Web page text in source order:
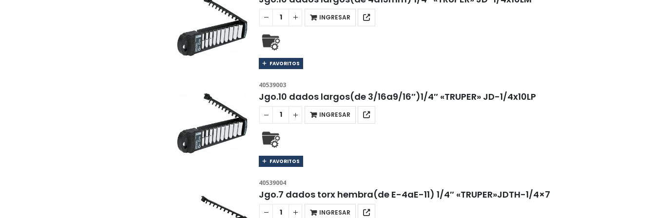
INGRESAR
FAVORITOS
40539003
Jgo.10 dados largos(de 3/16a9/16″)1/4″ «TRUPER» JD-1/4x10LP
INGRESAR
FAVORITOS
40539004
Jgo.7 dados torx hembra(de E-4aE-11) 1/4″ «TRUPER»JDTH-1/4×7
INGRESAR